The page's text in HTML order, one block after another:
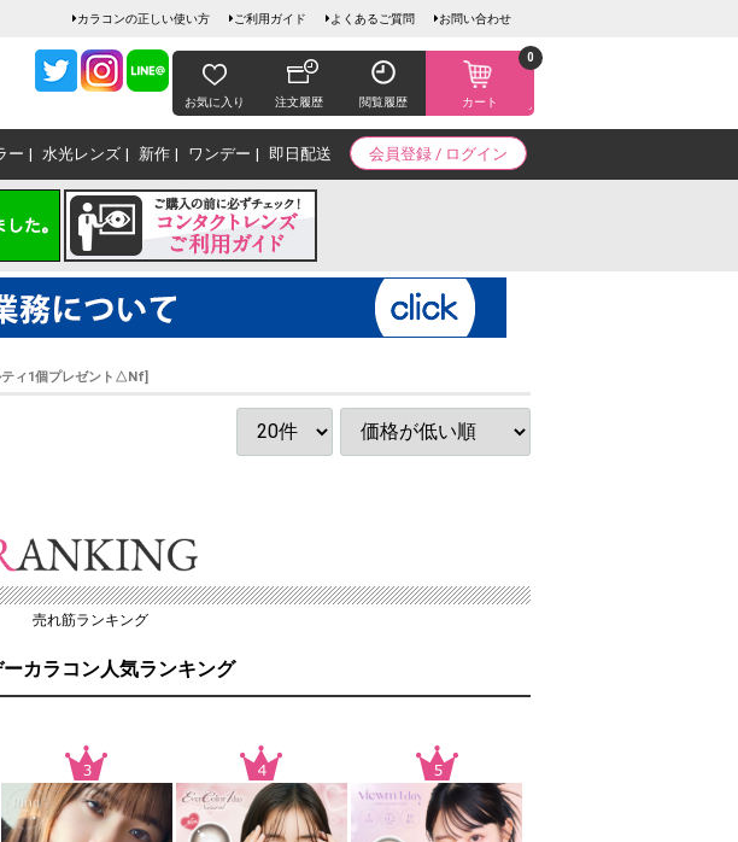
カラコンの正しい使い方 ご利用ガイド よくあるご質問 お問い合わせ
お気に入り 注文履歴 閲覧履歴 カート
0
会員登録 / ログイン
ー 水光レンズ 新作 ワンデー 即日配送
ティ1個プレゼント△Nf]
売れ筋ランキング
ーカラコン人気ランキング